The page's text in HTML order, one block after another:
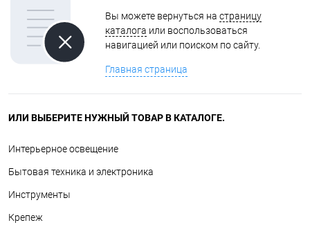
Вы можете вернуться на страницу
каталога или воспользоваться
навигацией или поиском по сайту.
Главная страница
ИЛИ ВЫБЕРИТЕ НУЖНЫЙ ТОВАР В КАТАЛОГЕ.
Интерьерное освещение
Бытовая техника и электроника
Инструменты
Крепеж